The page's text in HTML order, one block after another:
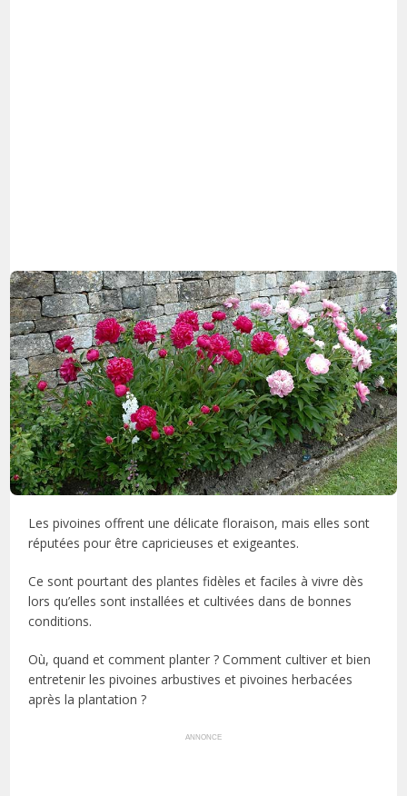
Les pivoines offrent une délicate floraison, mais elles sont
réputées pour être capricieuses et exigeantes.
Ce sont pourtant des plantes fidèles et faciles à vivre dès
lors qu’elles sont installées et cultivées dans de bonnes
conditions.
Où, quand et comment planter ? Comment cultiver et bien
entretenir les pivoines arbustives et pivoines herbacées
après la plantation ?
ANNONCE